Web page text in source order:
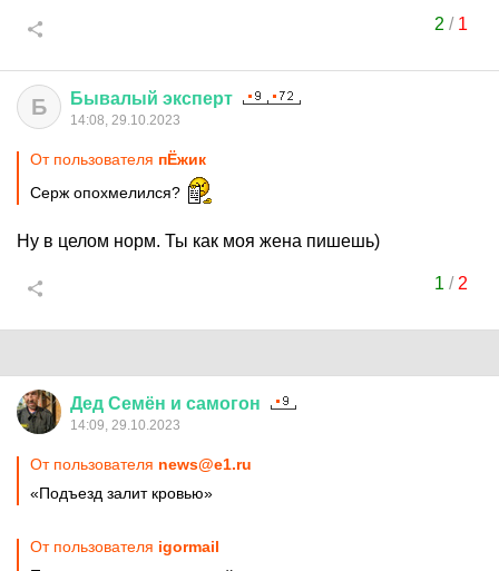
2 / 1
Б Бывалый эксперт
14:08, 29.10.2023
От пользователя пЁжик
Серж опохмелился?
Ну в целом норм. Ты как моя жена пишешь)
1 / 2
Дед Семён и самогон
14:09, 29.10.2023
От пользователя news@e1.ru
«Подъезд залит кровью»
От пользователя igormail